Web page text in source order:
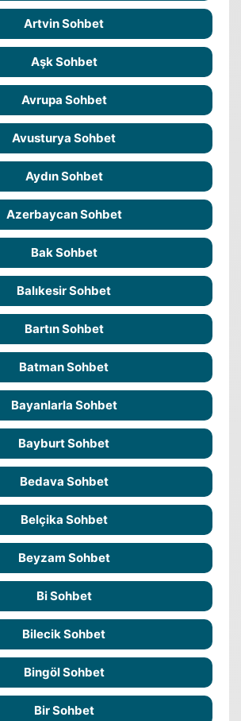
Artvin Sohbet
Aşk Sohbet
Avrupa Sohbet
Avusturya Sohbet
Aydın Sohbet
Azerbaycan Sohbet
Bak Sohbet
Balıkesir Sohbet
Bartın Sohbet
Batman Sohbet
Bayanlarla Sohbet
Bayburt Sohbet
Bedava Sohbet
Belçika Sohbet
Beyzam Sohbet
Bi Sohbet
Bilecik Sohbet
Bingöl Sohbet
Bir Sohbet